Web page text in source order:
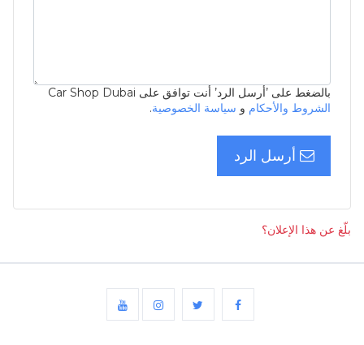
بالضغط على ’أرسل الرد’ أنت توافق على Car Shop Dubai
الشروط والأحكام و سياسة الخصوصية.
أرسل الرد
بلّغ عن هذا الإعلان؟